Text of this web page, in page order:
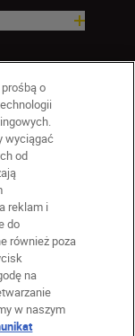
o
wyciągać
od
reklam i
do
również poza
na
w naszym